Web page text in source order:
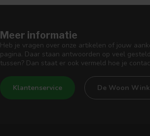
Meer informatie
Heb je vragen over onze artikelen of jouw
pagina. Daar staan antwoorden op veel
tussen? Dan staat er ook vermeld hoe je
Klantenservice De Woon